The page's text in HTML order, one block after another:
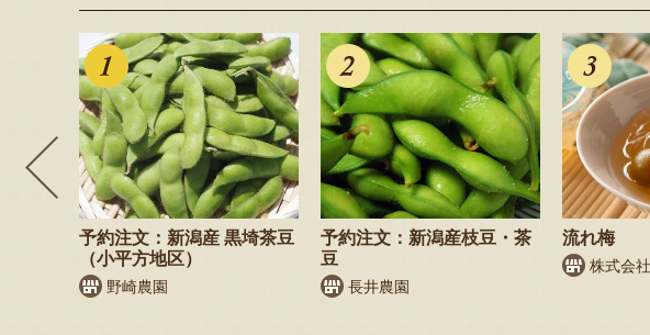
予約注文：新潟産 黒埼茶豆
（小平方地区）
野崎農園
予約注文：新潟産枝豆・茶
豆
長井農園
流れ梅
株式会